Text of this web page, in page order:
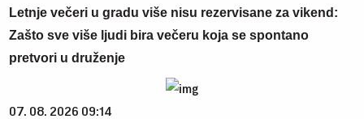
Letnje večeri u gradu više nisu rezervisane za vikend:
Zašto sve više ljudi bira večeru koja se spontano
pretvori u druženje
07. 08. 2026 09:14